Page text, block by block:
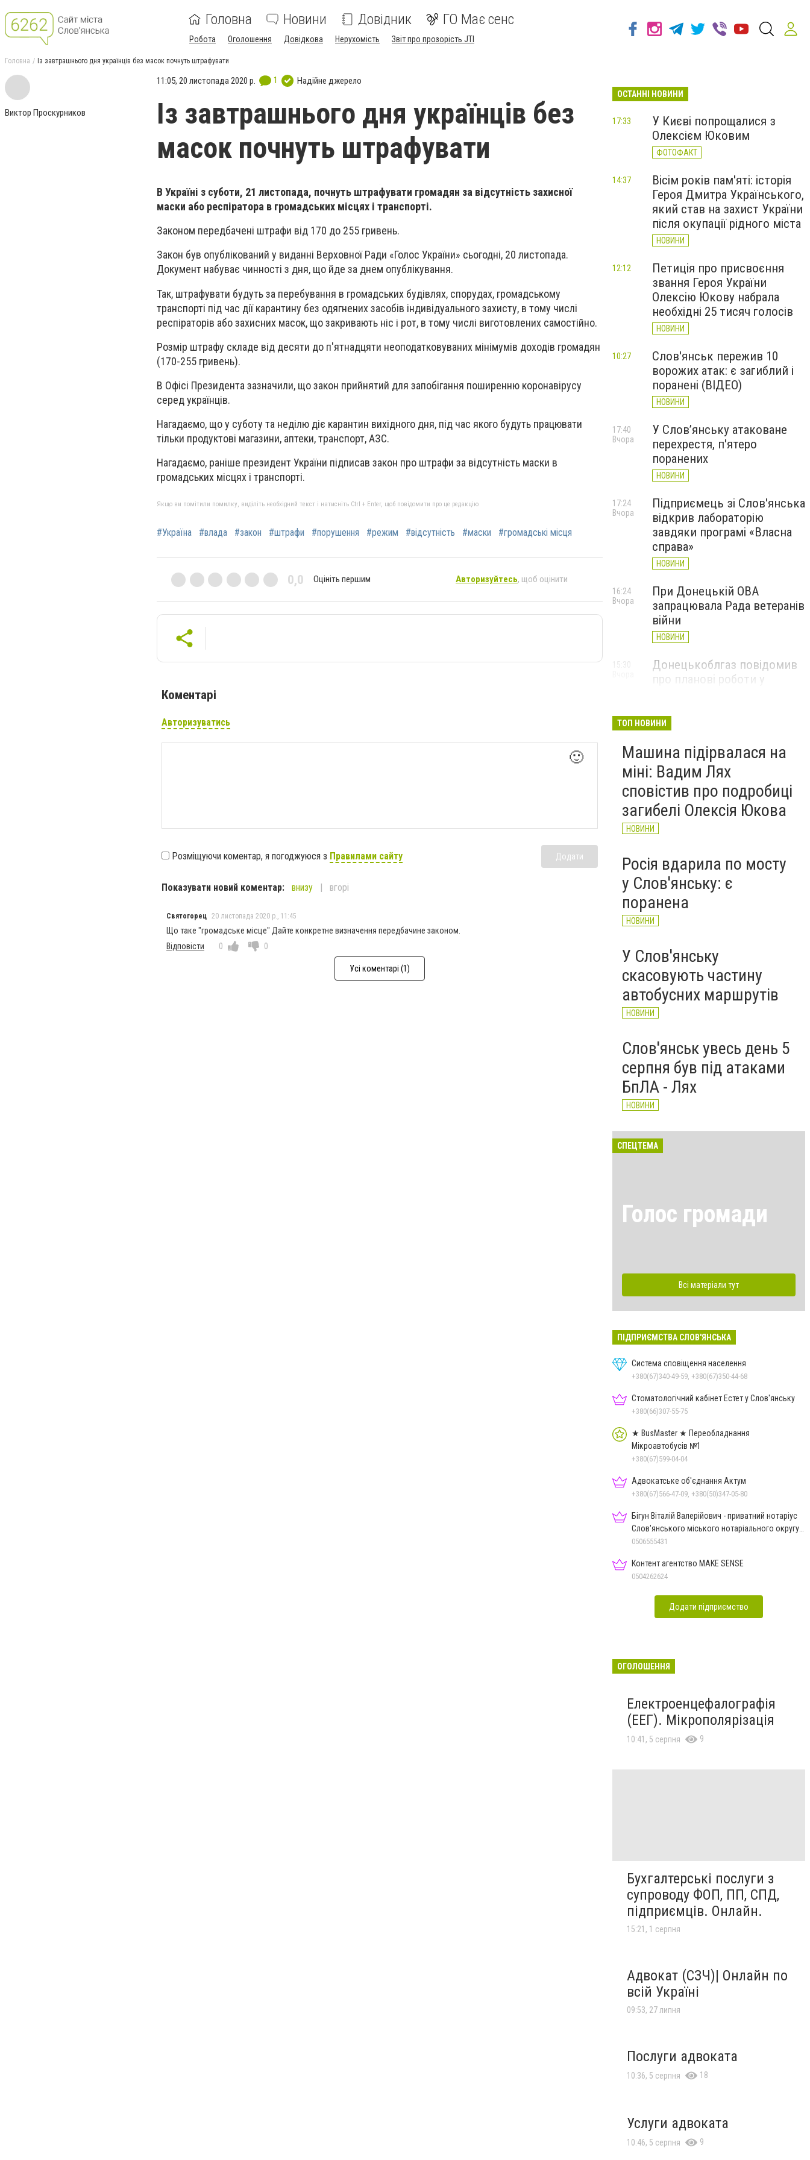
Головна Новини Довідник ГО Має сенс
Робота Оголошення Довідкова Нерухомість Звіт про прозорість JTI
Головна Із завтрашнього дня українців без масок почнуть штрафувати
Виктор Проскурников
11:05, 20 листопада 2020 р. 1 Надійне джерело
Із завтрашнього дня українців без
масок почнуть штрафувати
В Україні з суботи, 21 листопада, почнуть штрафувати громадян за відсутність захисної
маски або респіратора в громадських місцях і транспорті.
Законом передбачені штрафи від 170 до 255 гривень.
Закон був опублікований у виданні Верховної Ради «Голос України» сьогодні, 20 листопада.
Документ набуває чинності з дня, що йде за днем ​​опублікування.
Так, штрафувати будуть за перебування в громадських будівлях, спорудах, громадському
транспорті під час дії карантину без одягнених засобів індивідуального захисту, в тому числі
респіраторів або захисних масок, що закривають ніс і рот, в тому числі виготовлених самостійно.
Розмір штрафу складе від десяти до п'ятнадцяти неоподатковуваних мінімумів доходів громадян
(170-255 гривень).
В Офісі Президента зазначили, що закон прийнятий для запобігання поширенню коронавірусу
серед українців.
Нагадаємо, що у суботу та неділю діє карантин вихідного дня, під час якого будуть працювати
тільки продуктові магазини, аптеки, транспорт, АЗС.
Нагадаємо, раніше президент України підписав закон про штрафи за відсутність маски в
громадських місцях і транспорті.
Якщо ви помітили помилку, виділіть необхідний текст і натисніть Ctrl + Enter, щоб повідомити про це редакцію
#Україна #влада #закон #штрафи #порушення #режим #відсутність #маски #громадські місця
0,0 Оцініть першим Авторизуйтесь, щоб оцінити
Коментарі
Авторизуватись
🙂
Розміщуючи коментар, я погоджуюся з Правилами сайту Додати
Показувати новий коментар: внизу вгорі
Святогорец 20 листопада 2020 р., 11:45
Що таке "громадське місце" Дайте конкретне визначення передбачине законом.
Відповісти
0 0
Усі коментарі (1)
ОСТАННІ НОВИНИ
У Києві попрощалися з
Олексієм Юковим
ФОТОФАКТ
17:33
Вісім років пам'яті: історія
Героя Дмитра Українського,
який став на захист України
після окупації рідного міста
НОВИНИ
14:37
Петиція про присвоєння
звання Героя України
Олексію Юкову набрала
необхідні 25 тисяч голосів
НОВИНИ
12:12
Слов'янськ пережив 10
ворожих атак: є загиблий і
поранені (ВІДЕО)
НОВИНИ
10:27
У Слов’янську атаковане
перехрестя, п'ятеро
поранених
НОВИНИ
17:40
Вчора
Підприємець зі Слов'янська
відкрив лабораторію
завдяки програмі «Власна
справа»
НОВИНИ
17:24
Вчора
При Донецькій ОВА
запрацювала Рада ветеранів
війни
НОВИНИ
16:24
Вчора
Донецькоблгаз повідомив
про планові роботи у
НОВИНИ
15:30
ТОП НОВИНИ
Машина підірвалася на
міні: Вадим Лях
сповістив про подробиці
загибелі Олексія Юкова
НОВИНИ
Росія вдарила по мосту
у Слов'янську: є
поранена
НОВИНИ
У Слов'янську
скасовують частину
автобусних маршрутів
НОВИНИ
Слов'янськ увесь день 5
серпня був під атаками
БпЛА - Лях
НОВИНИ
СПЕЦТЕМА
Голос громади
Всі матеріали тут
ПІДПРИЄМСТВА СЛОВ'ЯНСЬКА
Система сповіщення населення
+380(67)340-49-59, +380(67)350-44-68
Стоматологічний кабінет Естет у Слов'янську
+380(66)307-55-75
★ BusMaster ★ Переобладнання
Мікроавтобусів №1
+380(67)599-04-04
Адвокатське об'єднання Актум
+380(67)566-47-09, +380(50)347-05-80
Бігун Віталій Валерійович - приватний нотаріус
Слов'янського міського нотаріального округу
Дон.обл.
0506555431
Контент агентство MAKE SENSE
0504262624
Додати підприємство
ОГОЛОШЕННЯ
Електроенцефалографія
(ЕЕГ). Мікрополярізація
10:41, 5 серпня 9
Бухгалтерські послуги з
супроводу ФОП, ПП, СПД,
підприємців. Онлайн.
15:21, 1 серпня
Адвокат (СЗЧ)| Онлайн по
всій Україні
09:53, 27 липня
Послуги адвоката
10:36, 5 серпня 18
Услуги адвоката
10:46, 5 серпня 9